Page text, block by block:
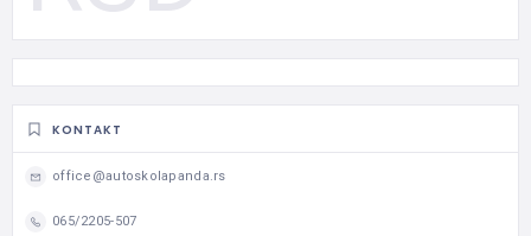
KONTAKT
office@autoskolapanda.rs
065/2205-507